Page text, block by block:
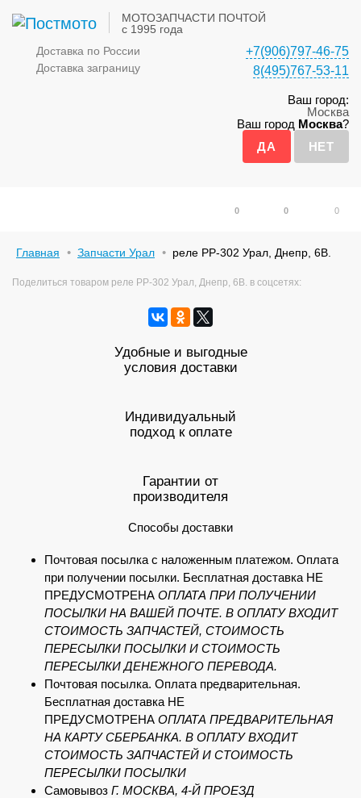
МОТОЗАПЧАСТИ ПОЧТОЙ
с 1995 года
Доставка по России
Доставка заграницу
+7(906)797-46-75
8(495)767-53-11
Ваш город:
Москва
Ваш город Москва?
0
0 0
Главная Запчасти Урал реле РР-302 Урал, Днепр, 6В.
Поделиться товаром реле РР-302 Урал, Днепр, 6В. в соцсетях:
Удобные и выгодные
условия доставки
Индивидуальный
подход к оплате
Гарантии от
производителя
Способы доставки
Почтовая посылка с наложенным платежом. Оплата
при получении посылки. Бесплатная доставка НЕ
ПРЕДУСМОТРЕНА ОПЛАТА ПРИ ПОЛУЧЕНИИ
ПОСЫЛКИ НА ВАШЕЙ ПОЧТЕ. В ОПЛАТУ ВХОДИТ
СТОИМОСТЬ ЗАПЧАСТЕЙ, СТОИМОСТЬ
ПЕРЕСЫЛКИ ПОСЫЛКИ И СТОИМОСТЬ
ПЕРЕСЫЛКИ ДЕНЕЖНОГО ПЕРЕВОДА.
Почтовая посылка. Оплата предварительная.
Бесплатная доставка НЕ
ПРЕДУСМОТРЕНА ОПЛАТА ПРЕДВАРИТЕЛЬНАЯ
НА КАРТУ СБЕРБАНКА. В ОПЛАТУ ВХОДИТ
СТОИМОСТЬ ЗАПЧАСТЕЙ И СТОИМОСТЬ
ПЕРЕСЫЛКИ ПОСЫЛКИ
Самовывоз Г. МОСКВА, 4-Й ПРОЕЗД